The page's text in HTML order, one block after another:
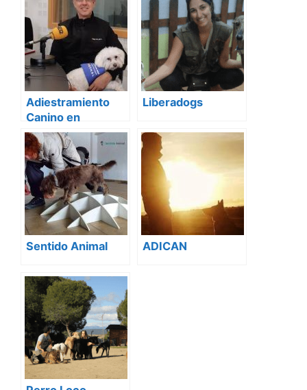
Adiestramiento
Canino en
Alcorcón. Mi perro
también es mi
familia
Liberadogs
Sentido Animal ADICAN